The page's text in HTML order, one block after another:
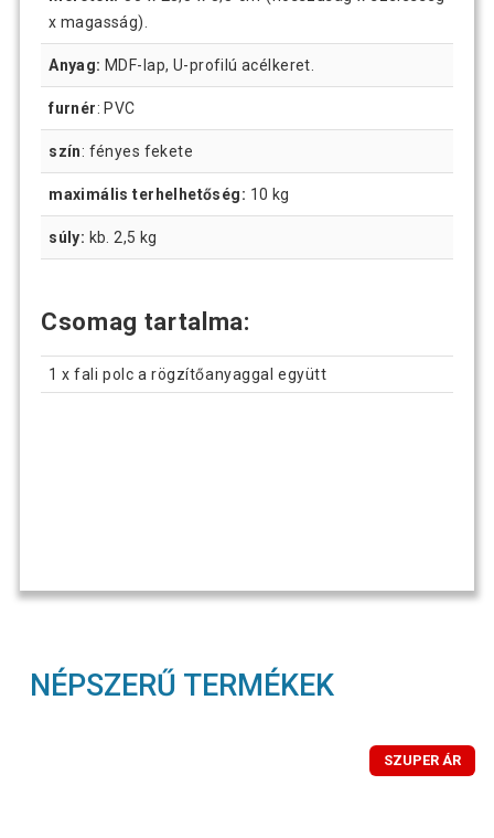
x magasság).
Anyag: MDF-lap, U-profilú acélkeret.
furnér: PVC
szín: fényes fekete
maximális terhelhetőség: 10 kg
súly: kb. 2,5 kg
Csomag tartalma:
1 x fali polc a rögzítőanyaggal együtt
NÉPSZERŰ TERMÉKEK
SZUPER ÁR